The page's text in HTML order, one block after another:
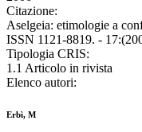
Citazione:
Aselgeia: etimologie a
ISSN 1121-8819. -
Tipologia CRIS:
1.1 Articolo in rivista
Elenco autori:
Erbì, M